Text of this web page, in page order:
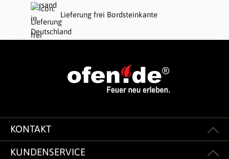
Lieferung frei Bordsteinkante
KONTAKT
KUNDENSERVICE